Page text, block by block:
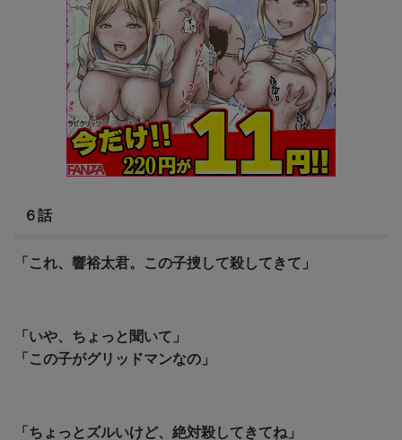
６話
「これ、響裕太君。この子捜して殺してきて」
「いや、ちょっと聞いて」
「この子がグリッドマンなの」
「ちょっとズルいけど、絶対殺してきてね」